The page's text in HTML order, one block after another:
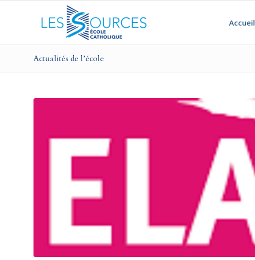
Accueil
Actualités de l’école